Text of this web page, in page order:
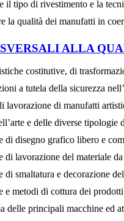
il tipo di rivestimento e la
la qualità dei manufatti in
ALLA
costitutive, di
a tutela della sicurezza
lavorazione di manufatti
e delle diverse tipologie
di disegno grafico libero e
di lavorazione del materiale
di smaltatura e decorazione
e metodi di cottura dei
delle principali macchine ed